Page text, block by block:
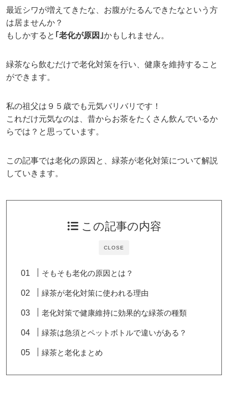
最近シワが増えてきたな、お腹がたるんできたなという方
は居ませんか？
もしかすると ｢老化が原因｣かもしれません。
緑茶なら飲むだけで老化対策を行い、健康を維持すること
ができます。
私の祖父は９５歳でも元気バリバリです！
これだけ元気なのは、昔からお茶をたくさん飲んでいるか
らでは？と思っています。
この記事では老化の原因と、緑茶が老化対策について解説
していきます。
CLOSE
この記事の内容
そもそも老化の原因とは？
緑茶が老化対策に使われる理由
老化対策で健康維持に効果的な緑茶の種類
緑茶は急須とペットボトルで違いがある？
緑茶と老化まとめ